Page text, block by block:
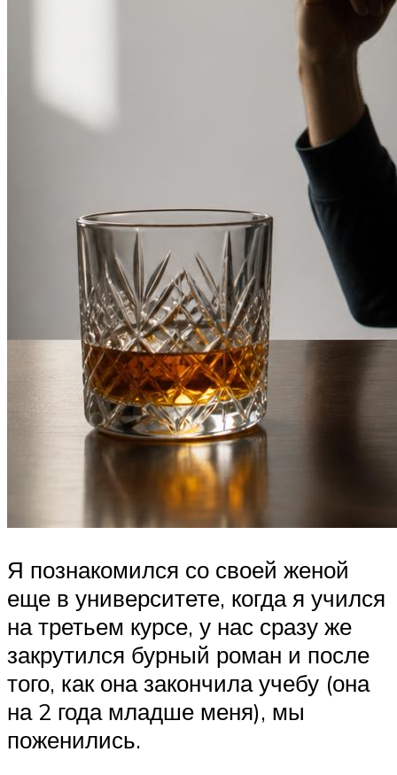
Я познакомился со своей женой
еще в университете, когда я учился
на третьем курсе, у нас сразу же
закрутился бурный роман и после
того, как она закончила учебу (она
на 2 года младше меня), мы
поженились.